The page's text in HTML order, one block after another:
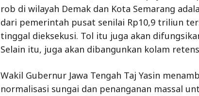
rob di wilayah Demak dan Kota Semarang
dari pemerintah pusat senilai Rp10,9 triliun
tinggal dieksekusi. Tol itu juga akan
Selain itu, juga akan dibangunkan kolam
Wakil Gubernur Jawa Tengah Taj Yasin
normalisasi sungai dan penanganan massal